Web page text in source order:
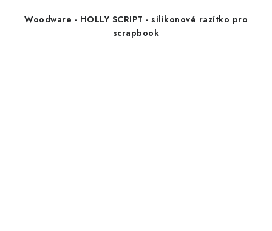
Woodware - HOLLY SCRIPT - silikonové razítko pro
scrapbook